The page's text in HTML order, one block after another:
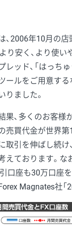
、2006年10月の店
より安く、より使
レッド、「はっち
ールをご用意する
りました。
果、多くのお客様
売買代金が世界第
取引を伸ばし続け
えております。な
口座も30万口座
Magnates社「